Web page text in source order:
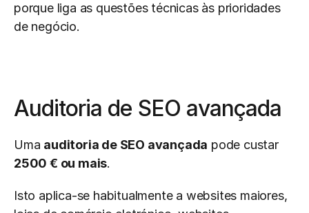
porque liga as questões técnicas às prioridades
de negócio.
Auditoria de SEO avançada
Uma auditoria de SEO avançada
pode custar
2500 € ou mais.
Isto aplica-se habitualmente a websites maiores,